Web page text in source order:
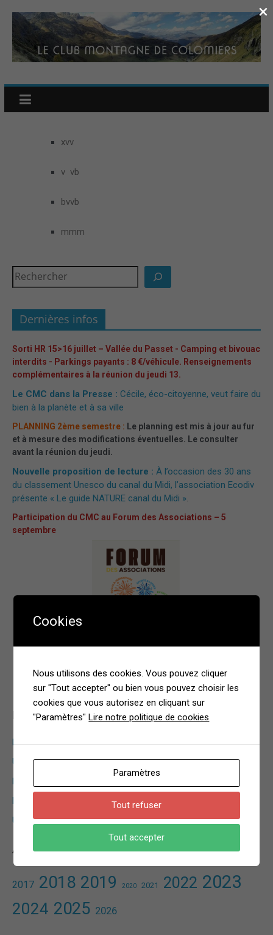
xvv
v vb
bvvb
mmm
Dernières infos
Sorti HR 15>16 juillet – Vallée du Passet - Camping et bivouac
interdits - Parkings payants : 8 €/véhicule. Renseignements
complémentaires à la réunion du jeudi 13.
Le CMC dans la Presse : Cécile, éco-citoyenne, veut faire du
bien à la planète et à sa ville
PLANNING 2ème semestre : Le planning est mis à jour au fur
et à mesure des modifications éventuelles. Le consulter
avant la réunion du jeudi.
Nouvelle proposition de lecture : À l’occasion des 30 ans
du classement Unesco du canal du Midi, l’association Ecodiv
présente « Le guide NATURE canal du Midi ».
Participation du CMC au Forum des Associations – 5
septembre
_______________________________________
Dernières mises en ligne
Forêt de Buzet
Une randonnée sauvage et soutenue
Pique Rouge de Bassiès par Coumebière
Marche nordique – Juillet 2026
Une randonnée aérienne au Pic des Calmettes ​
Archives
2017 2018 2019 2020 2021 2022 2023
2024 2025 2026
×
Cookies
Nous utilisons des cookies. Vous pouvez cliquer
sur "Tout accepter" ou bien vous pouvez choisir les
cookies que vous autorisez en cliquant sur
"Paramètres"Lire notre politique de cookies
Paramètres
Tout refuser
Tout accepter